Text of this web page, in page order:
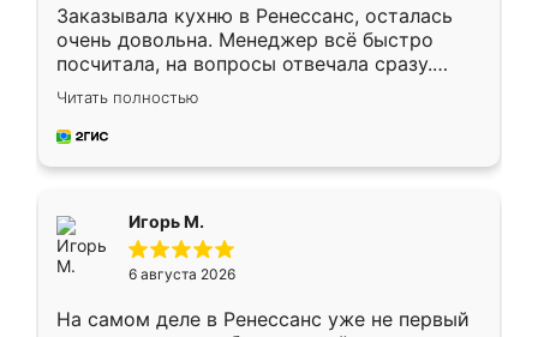
Заказывала кухню в Ренессанс, осталась
очень довольна. Менеджер всё быстро
посчитала, на вопросы отвечала сразу.
Замерщик приехал в субботу, подошёл к
делу со всей ответственностью. Собрали
за день, ребята работали аккуратно, даже
Читать полностью
Игорь М.
6 августа 2026
На самом деле в Ренессанс уже не первый